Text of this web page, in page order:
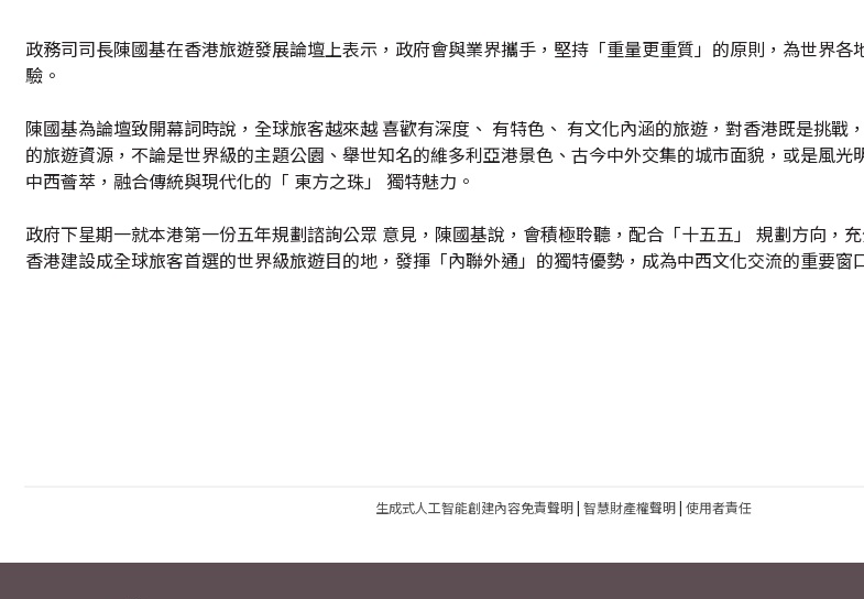
政務司司長陳國基在香港旅遊發展論壇上表示，政府會與業界攜手，堅持「重量更重質」的原則，為世界各
驗。
陳國基為論壇致開幕詞時說，全球旅客越來越 喜歡有深度、 有特色、 有文化內涵的旅遊，對香港既是挑戰
的旅遊資源，不論是世界級的主題公園、舉世知名的維多利亞港景色、古今中外交集的城市面貌，或是風光
中西薈萃，融合傳統與現代化的「 東方之珠」 獨特魅力。
政府下星期一就本港第一份五年規劃諮詢公眾 意見，陳國基說，會積極聆聽，配合「十五五」 規劃方向，
香港建設成全球旅客首選的世界級旅遊目的地，發揮「內聯外通」的獨特優勢，成為中西文化交流的重要窗
生成式人工智能創建內容免責聲明| 智慧財產權聲明| 使用者責任